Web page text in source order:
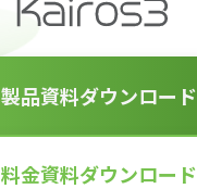
製品資料ダウンロード
料金資料ダウンロード